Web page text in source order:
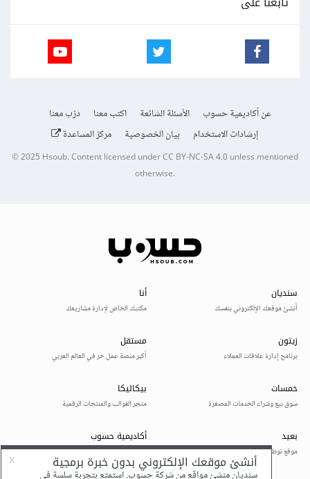
عن أكاديمية حسوب الأسئلة الشائعة اكتب معنا
درّب معنا
إرشادات الاستخدام
بيان الخصوصية مركز المساعدة
© 2025Hsoub.Content licensed underCC BY-NC-SA 4.0unless mentioned
otherwise.